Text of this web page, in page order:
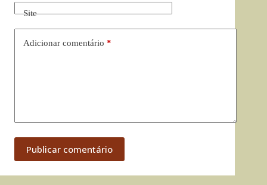
Site
Adicionar comentário *
Publicar comentário